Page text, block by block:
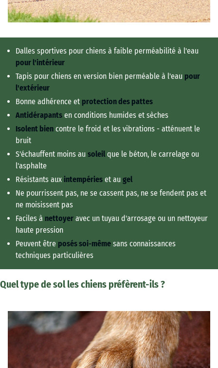
Dalles sportives pour chiens à faible perméabilité à l'eau
pour l'intérieur
Tapis pour chiens en version bien perméable à l'eau pour
l'extérieur
Bonne adhérence et protectiondes pattes
Antidérapants en conditions humides et sèches
Isolent bien contre le froid et les vibrations - atténuent le
bruit
S'échauffent moins au soleil que le béton, le carrelage ou
l'asphalte
Résistants aux intempéries et au gel
Ne pourrissent pas, ne se cassent pas, ne se fendent pas et
ne moisissent pas
Faciles à nettoyer avec un tuyau d'arrosage ou un nettoyeur
haute pression
Peuvent être posés soi-même sans connaissances
techniques particulières
Quel type de sol les chiens préfèrent-ils ?